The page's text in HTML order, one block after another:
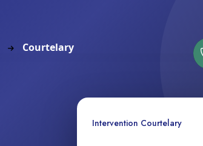
Courtelary
Intervention Courtelary